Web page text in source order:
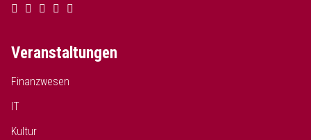
Veranstaltungen
Finanzwesen
IT
Kultur